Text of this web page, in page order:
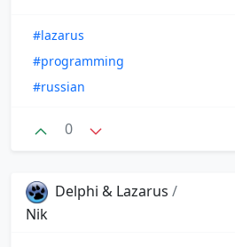
#lazarus
#programming
#russian
0
Delphi & Lazarus /
Nik